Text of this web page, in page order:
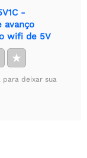
-
avanço
wifi de 5V
★
para deixar sua